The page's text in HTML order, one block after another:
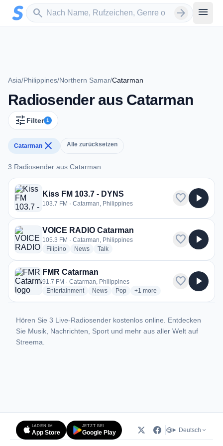
Zum Hauptinhalt springen
search
Sender suchen arrow_forward menu
Asia/Philippines/Northern Samar/Catarman
Radiosender aus Catarman
tune Filter 1
Catarman close Alle zurücksetzen
3 Radiosender aus Catarman
3 Radiosender aus Catarman
Kiss FM 103.7 - DYNS
103.7 FM · Catarman, Philippines favorite play_arrow
VOICE RADIO Catarman
105.3 FM · Catarman, Philippines
Filipinoradio stations
Newsradio stations
Talkradio stations
favorite play_arrow
FMR Catarman
91.7 FM · Catarman, Philippines
Entertainmentradio stations
Newsradio stations
Popradio stations
+1 more genres for FMR
more
favorite play_arrow
Hören Sie 3 Live-Radiosender kostenlos online. Entdecken
Sie Musik, Nachrichten, Sport und mehr aus aller Welt auf
Streema.
LADEN IM
App Store
JETZT BEI
Google Play Deutsch